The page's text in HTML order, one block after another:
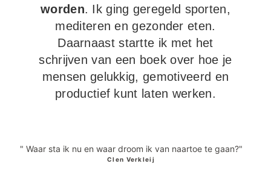
worden. Ik ging geregeld sporten,
mediteren en gezonder eten.
Daarnaast startte ik met het
schrijven van een boek over hoe je
mensen gelukkig, gemotiveerd en
productief kunt laten werken.
" Waar sta ik nu en waar droom ik van naartoe te gaan?"
Clen Verkleij